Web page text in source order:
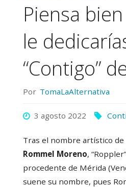
Piensa
le
“Contigo”
Por TomaLaAlternativa
3 agosto 2022
Tras el nombre artístico de
Rommel Moreno,
procedente de Mérida
suene su nombre, pues